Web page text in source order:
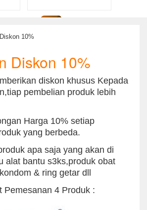
10%
Diskon 10%
diskon khusus Kepada
pembelian produk lebih
Harga 10% setiap
yang berbeda.
apa saja yang akan di
alat bantu s3ks,produk obat
& ring getar dll
Pemesanan 4 Produk :